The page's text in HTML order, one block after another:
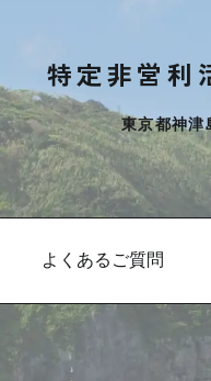
特定非営利
東京都神
よくあるご質問